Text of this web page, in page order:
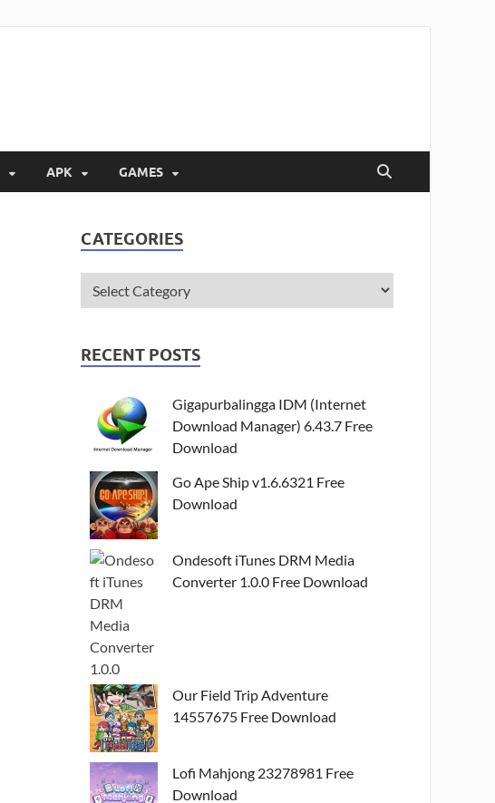
APK GAMES
CATEGORIES
RECENT POSTS
Gigapurbalingga IDM (Internet
Download Manager) 6.43.7 Free
Download
Go Ape Ship v1.6.6321 Free
Download
Ondesoft iTunes DRM Media
Converter 1.0.0 Free Download
Our Field Trip Adventure
14557675 Free Download
Lofi Mahjong 23278981 Free
Download